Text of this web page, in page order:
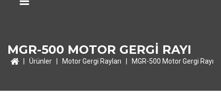
MGR-500 MOTOR GERGİ RAYI
| Ürünler Motor Gergi Rayları MGR-500 Motor Gergi Rayı